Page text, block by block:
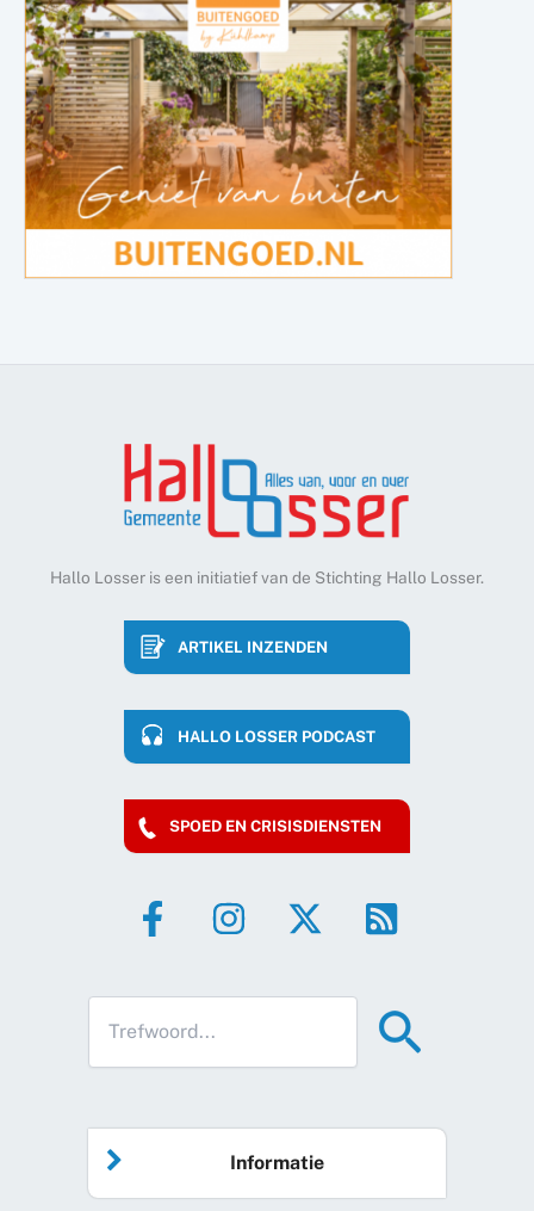
Hallo Losser is een initiatief van de Stichting Hallo Losser.
ARTIKEL INZENDEN
HALLO LOSSER PODCAST
SPOED EN CRISISDIENSTEN
Informatie